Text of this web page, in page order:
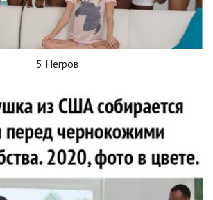
5 Негров